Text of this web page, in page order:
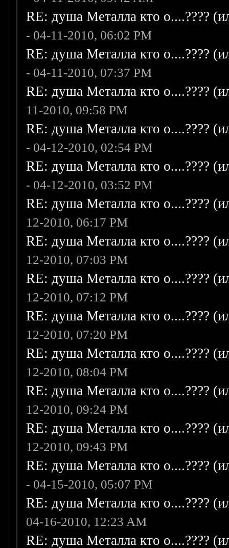
RE: душа Металла кто о....????
- 04-11-2010, 06:02 PM
RE: душа Металла кто о....????
- 04-11-2010, 07:37 PM
RE: душа Металла кто о....????
11-2010, 09:58 PM
RE: душа Металла кто о....????
- 04-12-2010, 02:54 PM
RE: душа Металла кто о....????
- 04-12-2010, 03:52 PM
RE: душа Металла кто о....????
12-2010, 06:17 PM
RE: душа Металла кто о....????
12-2010, 07:03 PM
RE: душа Металла кто о....????
12-2010, 07:12 PM
RE: душа Металла кто о....????
12-2010, 07:20 PM
RE: душа Металла кто о....????
12-2010, 08:04 PM
RE: душа Металла кто о....????
12-2010, 09:24 PM
RE: душа Металла кто о....????
12-2010, 09:43 PM
RE: душа Металла кто о....????
- 04-15-2010, 05:07 PM
RE: душа Металла кто о....????
04-16-2010, 12:23 AM
RE: душа Металла кто о....????